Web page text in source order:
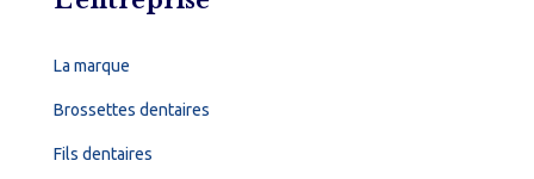
La marque
Brossettes dentaires
Fils dentaires